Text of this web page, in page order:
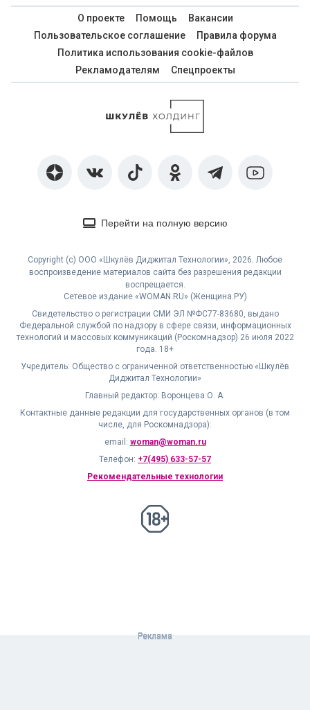
О проекте Помощь
Вакансии
Пользовательское соглашение
Правила форума
Политика использования cookie-файлов
Рекламодателям
Спецпроекты
Перейти на полную версию
Copyright (с) ООО «Шкулёв Диджитал Технологии», 2026. Любое
воспроизведение материалов сайта без разрешения редакции
воспрещается.
Сетевое издание «WOMAN.RU» (Женщина.РУ)
Свидетельство о регистрации СМИ ЭЛ №ФС77-83680, выдано
Федеральной службой по надзору в сфере связи, информационных
технологий и массовых коммуникаций (Роскомнадзор) 26 июля 2022
года. 18+
Учредитель: Общество с ограниченной ответственностью «Шкулёв
Диджитал Технологии»
Главный редактор: Воронцева О. А.
Контактные данные редакции для государственных органов (в том
числе, для Роскомнадзора):
email: woman@woman.ru
Телефон: +7(495) 633-57-57
Рекомендательные технологии
18+